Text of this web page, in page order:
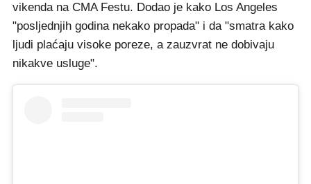
vikenda na CMA Festu. Dodao je kako Los Angeles
"posljednjih godina nekako propada" i da "smatra kako
ljudi plaćaju visoke poreze, a zauzvrat ne dobivaju
nikakve usluge".